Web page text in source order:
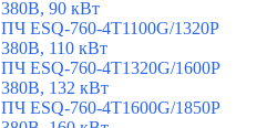
380В, 90 кВт
ПЧ ESQ-760-4T1100G/1320P
380В, 110 кВт
ПЧ ESQ-760-4T1320G/1600P
380В, 132 кВт
ПЧ ESQ-760-4T1600G/1850P